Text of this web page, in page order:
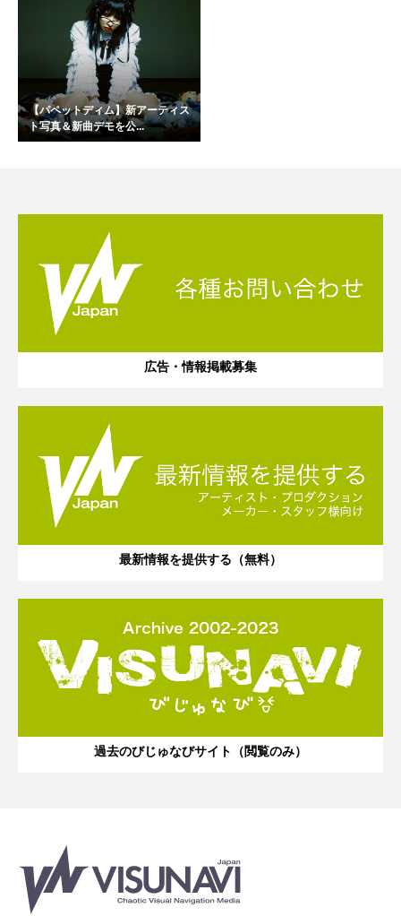
【パペットディム】新アーティス
ト写真＆新曲デモを公...
広告・情報掲載募集
最新情報を提供する（無料）
過去のびじゅなびサイト（閲覧のみ）